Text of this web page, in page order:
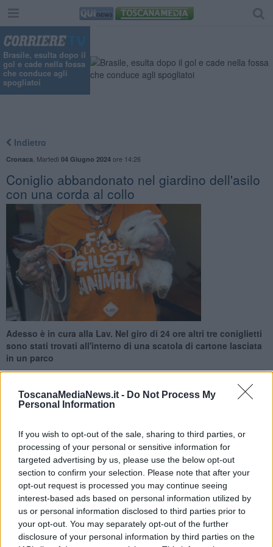
ToscanaMediaNews.it - Do Not Process My
Personal Information
If you wish to opt-out of the sale, sharing to third parties, or
processing of your personal or sensitive information for
targeted advertising by us, please use the below opt-out
section to confirm your selection. Please note that after your
opt-out request is processed you may continue seeing
interest-based ads based on personal information utilized by
us or personal information disclosed to third parties prior to
your opt-out. You may separately opt-out of the further
disclosure of your personal information by third parties on the
Brasile, esulta dopo il
gol e cade nella fossa
che conduce agli
spogliatoi
Indietro
Cronaca Martedì 04 Giugno 2024ore 14:26
Coniglio abbandonato nel giardino dell'asilo
con una corda al collo
Adesso è in cura alla Lav. Nel giro di 24 ore altri tre coniglietti
sono stati trovati all'interno di una scatola di cartone lasciata
in un parco
PRATO —Un coniglio domestico è stato abbandonato nel giardino
di una scuola materna. A renderlo noto è la Lega Anti Vivisezione,
intervenuta su richiesta della Polizia Municipale per recuperarlo. Il
coniglietto, spiega la Lav, sarebbe stato calato nel giardino
attraverso la recinzione per mezzo di una corda stretta attorno al
collo. "Operazione - si legge in una nota dell'associazione- che
avrebbe potuto portare la morte dell'animale per impiccagione".
Visitato da un veterinario, adesso il coniglio è al sicuro e in cura
presso l’associazione, ma non è l'unico.